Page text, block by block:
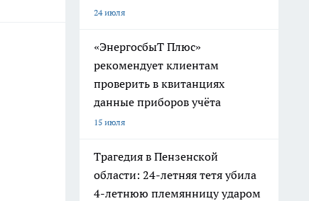
24 июля
«ЭнергосбыТ Плюс»
рекомендует клиентам
проверить в квитанциях
данные приборов учёта
15 июля
Трагедия в Пензенской
области: 24-летняя тетя убила
4-летнюю племянницу ударом